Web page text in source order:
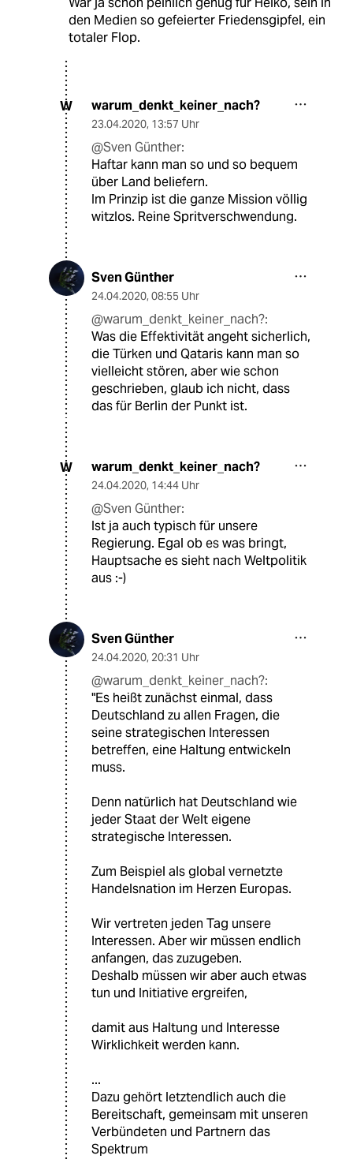
den Medien so gefeierter Friedensgipfel, ein
totaler Flop.
W warum_denkt_keiner_nach?
23.04.2020, 13:57 Uhr
@Sven Günther:
Haftar kann man so und so bequem
über Land beliefern.
Im Prinzip ist die ganze Mission völlig
witzlos. Reine Spritverschwendung.
Sven Günther
24.04.2020, 08:55 Uhr
@warum_denkt_keiner_nach?:
Was die Effektivität angeht sicherlich,
die Türken und Qataris kann man so
vielleicht stören, aber wie schon
geschrieben, glaub ich nicht, dass
das für Berlin der Punkt ist.
W warum_denkt_keiner_nach?
24.04.2020, 14:44 Uhr
@Sven Günther:
Ist ja auch typisch für unsere
Regierung. Egal ob es was bringt,
Hauptsache es sieht nach Weltpolitik
aus :-)
Sven Günther
24.04.2020, 20:31 Uhr
@warum_denkt_keiner_nach?:
"Es heißt zunächst einmal, dass
Deutschland zu allen Fragen, die
seine strategischen Interessen
betreffen, eine Haltung entwickeln
muss.
Denn natürlich hat Deutschland wie
jeder Staat der Welt eigene
strategische Interessen.
Zum Beispiel als global vernetzte
Handelsnation im Herzen Europas.
Wir vertreten jeden Tag unsere
Interessen. Aber wir müssen endlich
anfangen, das zuzugeben.
Deshalb müssen wir aber auch etwas
tun und Initiative ergreifen,
damit aus Haltung und Interesse
Wirklichkeit werden kann.
...
Dazu gehört letztendlich auch die
Bereitschaft, gemeinsam mit unseren
Verbündeten und Partnern das
Spektrum